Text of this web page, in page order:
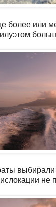
более или
выбирали
не